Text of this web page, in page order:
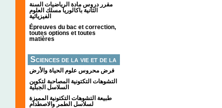
مقرر دروس مادة الرياضيات السنة
الثانية باكالوريا مسلك العلوم
الفيزيائية
Épreuves du bac et correction,
toutes options et toutes
matières
Sciences de la vie et de la
terre
فرض محروس علوم الحياة والأرض
التشوهات التكتونیة المصاحبة لتكوین
السلاسل الجبلیة
طبيعة التشوهات التكتونية المميزة
لسلاسل الطمر والاصطدام